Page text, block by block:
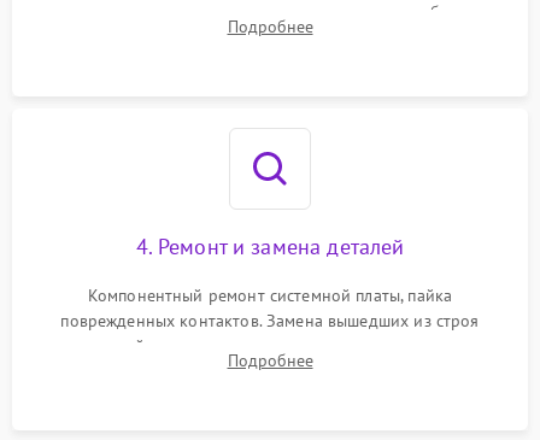
тестирование приводных моторов колес и турбины
всасывания. Оценка состояния оптических и инфракрасных
Подробнее
4. Ремонт и замена деталей
Компонентный ремонт системной платы, пайка
поврежденных контактов. Замена вышедших из строя
двигателей, изношенного аккумулятора, неисправного
лидара или помпы подачи воды. Восстановление шлейфов и
Подробнее